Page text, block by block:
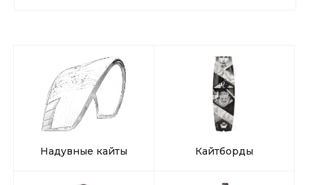
Надувные кайты Кайтборды